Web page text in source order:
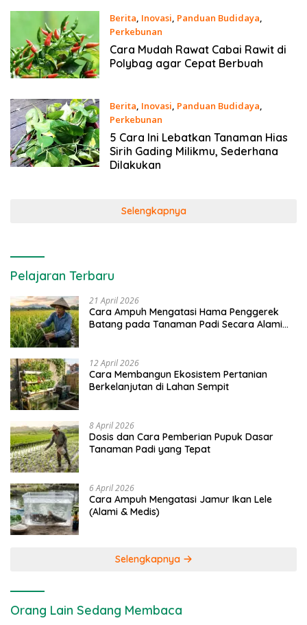
Berita, Inovasi, Panduan Budidaya,
Perkebunan
18 Juni 2024
Cara Mudah Rawat Cabai Rawit di
Polybag agar Cepat Berbuah
Berita, Inovasi, Panduan Budidaya,
Perkebunan
16 April 2024
5 Cara Ini Lebatkan Tanaman Hias
Sirih Gading Milikmu, Sederhana
Dilakukan
Selengkapnya
Pelajaran Terbaru
21 April 2026
Cara Ampuh Mengatasi Hama Penggerek
Batang pada Tanaman Padi Secara Alami
12 April 2026
Cara Membangun Ekosistem Pertanian
Berkelanjutan di Lahan Sempit
8 April 2026
Dosis dan Cara Pemberian Pupuk Dasar
Tanaman Padi yang Tepat
6 April 2026
Cara Ampuh Mengatasi Jamur Ikan Lele
(Alami & Medis)
Selengkapnya
Orang Lain Sedang Membaca